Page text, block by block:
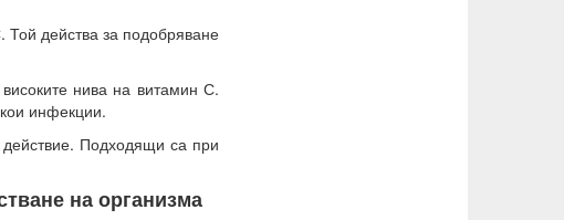
действа за подобряване
нива на витамин С.
инфекции.
Подходящи са при
на организма